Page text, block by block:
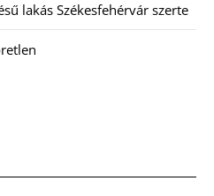
lakás Székesfehérvár szerte